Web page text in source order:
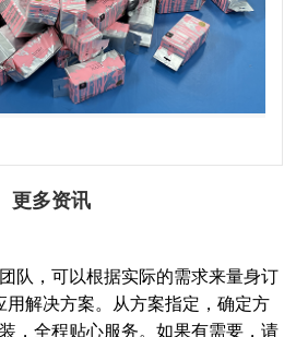
更多资讯
队，可以根据实际的需求来量身订
用解决方案。从方案指定，确定方
，全程贴心服务。如果有需要，请